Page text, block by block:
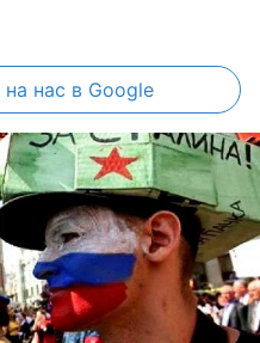
на нас в Google